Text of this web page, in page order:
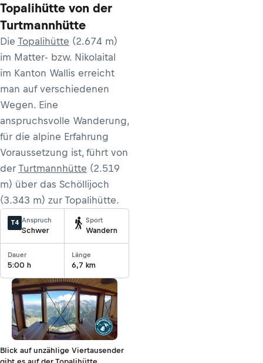
Topalihütte von der
Turtmannhütte
Die Topalihütte (2.674 m)
im Matter- bzw. Nikolaital
im Kanton Wallis erreicht
man auf verschiedenen
Wegen. Eine
anspruchsvolle Wanderung,
für die alpine Erfahrung
Voraussetzung ist, führt von
der Turtmannhütte (2.519
m) über das Schöllijoch
(3.343 m) zur Topalihütte.
T4 Anspruch
Schwer
Sport
Wandern
Dauer
5:00 h
Länge
6,7 km
Blick auf unzählige Viertausender